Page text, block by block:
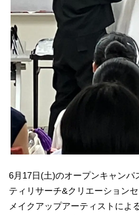
6月17日(土)のオープンキャン
ティリサーチ&クリエーション
メイクアップアーティストによ